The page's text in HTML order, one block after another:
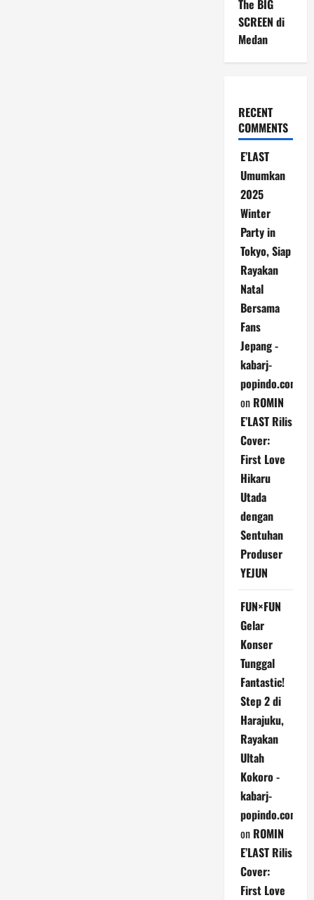
The BIG
SCREEN di
Medan
RECENT
COMMENTS
E’LAST
Umumkan
2025
Winter
Party in
Tokyo, Siap
Rayakan
Natal
Bersama
Fans
Jepang -
kabarj-
popindo.com
on ROMIN
E’LAST Rilis
Cover:
First Love
Hikaru
Utada
dengan
Sentuhan
Produser
YEJUN
FUN×FUN
Gelar
Konser
Tunggal
Fantastic!
Step 2 di
Harajuku,
Rayakan
Ultah
Kokoro -
kabarj-
popindo.com
on ROMIN
E’LAST Rilis
Cover:
First Love